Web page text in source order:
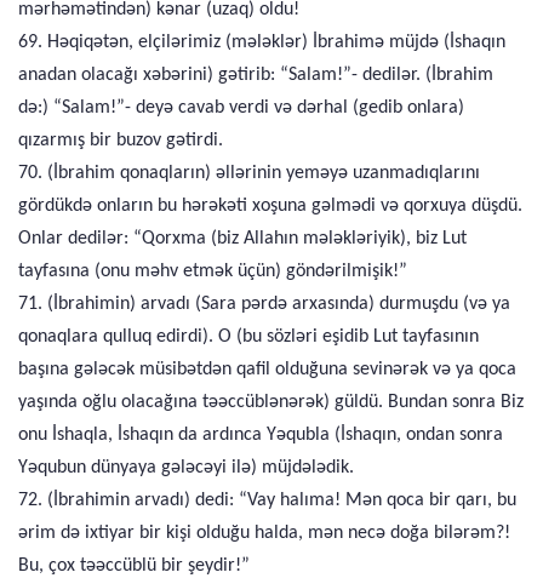
mərhəmətindən) kənar (uzaq) oldu!
69. Həqiqətən, elçilərimiz (mələklər) İbrahimə müjdə (İshaqın
anadan olacağı xəbərini) gətirib: “Salam!”- dedilər. (İbrahim
də:) “Salam!”- deyə cavab verdi və dərhal (gedib onlara)
qızarmış bir buzov gətirdi.
70. (İbrahim qonaqların) əllərinin yeməyə uzanmadıqlarını
gördükdə onların bu hərəkəti xoşuna gəlmədi və qorxuya düşdü.
Onlar dedilər: “Qorxma (biz Allahın mələkləriyik), biz Lut
tayfasına (onu məhv etmək üçün) göndərilmişik!”
71. (İbrahimin) arvadı (Sara pərdə arxasında) durmuşdu (və ya
qonaqlara qulluq edirdi). O (bu sözləri eşidib Lut tayfasının
başına gələcək müsibətdən qafil olduğuna sevinərək və ya qoca
yaşında oğlu olacağına təəccüblənərək) güldü. Bundan sonra Biz
onu İshaqla, İshaqın da ardınca Yəqubla (İshaqın, ondan sonra
Yəqubun dünyaya gələcəyi ilə) müjdələdik.
72. (İbrahimin arvadı) dedi: “Vay halıma! Mən qoca bir qarı, bu
ərim də ixtiyar bir kişi olduğu halda, mən necə doğa bilərəm?!
Bu, çox təəccüblü bir şeydir!”